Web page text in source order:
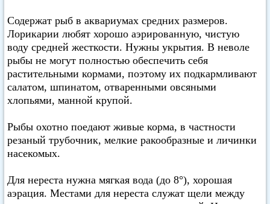
Содержат рыб в аквариумах средних размеров.
Лорикарии любят хорошо аэрированную, чистую
воду средней жесткости. Нужны укрытия. В неволе
рыбы не могут полностью обеспечить себя
растительными кормами, поэтому их подкармливают
салатом, шпинатом, отваренными овсяными
хлопьями, манной крупой.
Рыбы охотно поедают живые корма, в частности
резаный трубочник, мелкие ракообразные и личинки
насекомых.
Для нереста нужна мягкая вода (до 8°), хорошая
аэрация. Местами для нереста служат щели между